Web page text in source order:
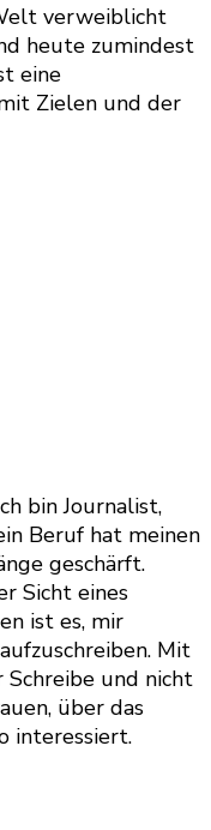
verweiblicht
heute zumindest
eine
Zielen und der
bin Journalist,
Beruf hat meinen
geschärft.
Sicht eines
ist es, mir
Mit
und nicht
über das
interessiert.